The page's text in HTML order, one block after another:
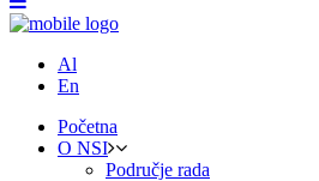
Al
En
Početna
O NSI
Područje rada